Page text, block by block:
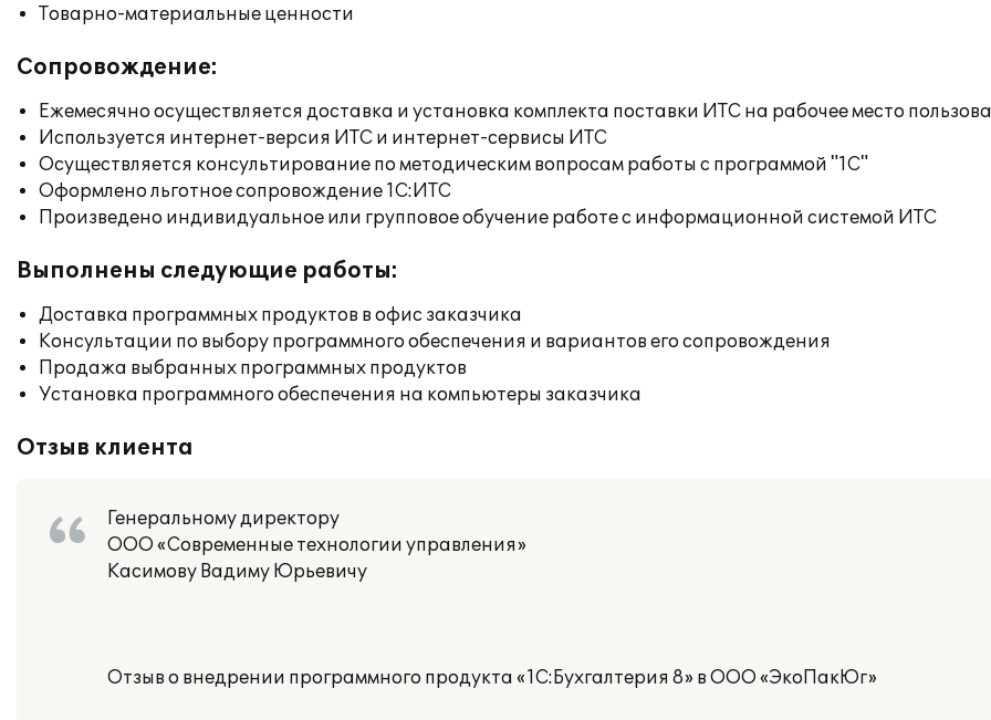
Товарно-материальные ценности
Сопровождение:
Ежемесячно осуществляется доставка и установка комплекта поставки ИТС на рабочее место
Используется интернет-версия ИТС и интернет-сервисы ИТС
Осуществляется консультирование по методическим вопросам работы с программой "1С"
Оформлено льготное сопровождение 1С:ИТС
Произведено индивидуальное или групповое обучение работе с информационной системой ИТС
Выполнены следующие работы:
Доставка программных продуктов в офис заказчика
Консультации по выбору программного обеспечения и вариантов его сопровождения
Продажа выбранных программных продуктов
Установка программного обеспечения на компьютеры заказчика
Отзыв клиента
Генеральному директору
ООО «Современные технологии управления»
Касимову Вадиму Юрьевичу
Отзыв о внедрении программного продукта «1С:Бухгалтерия 8» в ООО «ЭкоПакЮг»